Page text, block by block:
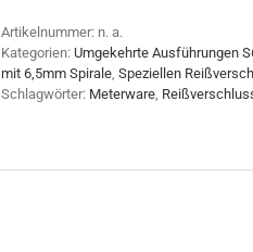
Artikelnummer: n. a.
Kategorien: Umgekehrte Ausführungen
mit 6,5mm Spirale Speziellen
Schlagwörter: Meterware